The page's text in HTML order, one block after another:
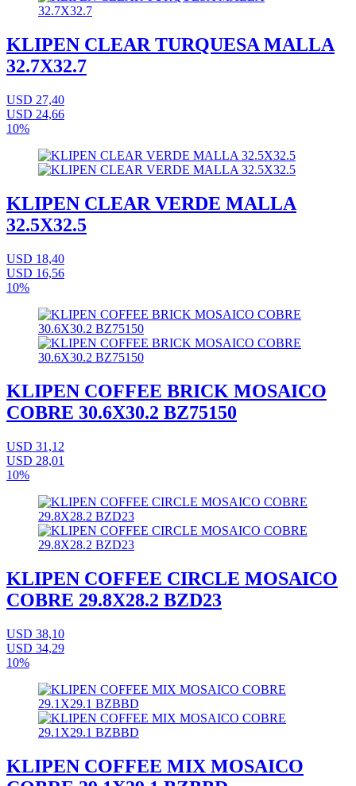
KLIPEN CLEAR TURQUESA MALLA
32.7X32.7
USD 27,40
USD 24,66
10%
KLIPEN CLEAR VERDE MALLA
32.5X32.5
USD 18,40
USD 16,56
10%
KLIPEN COFFEE BRICK MOSAICO
COBRE 30.6X30.2 BZ75150
USD 31,12
USD 28,01
10%
KLIPEN COFFEE CIRCLE MOSAICO
COBRE 29.8X28.2 BZD23
USD 38,10
USD 34,29
10%
KLIPEN COFFEE MIX MOSAICO